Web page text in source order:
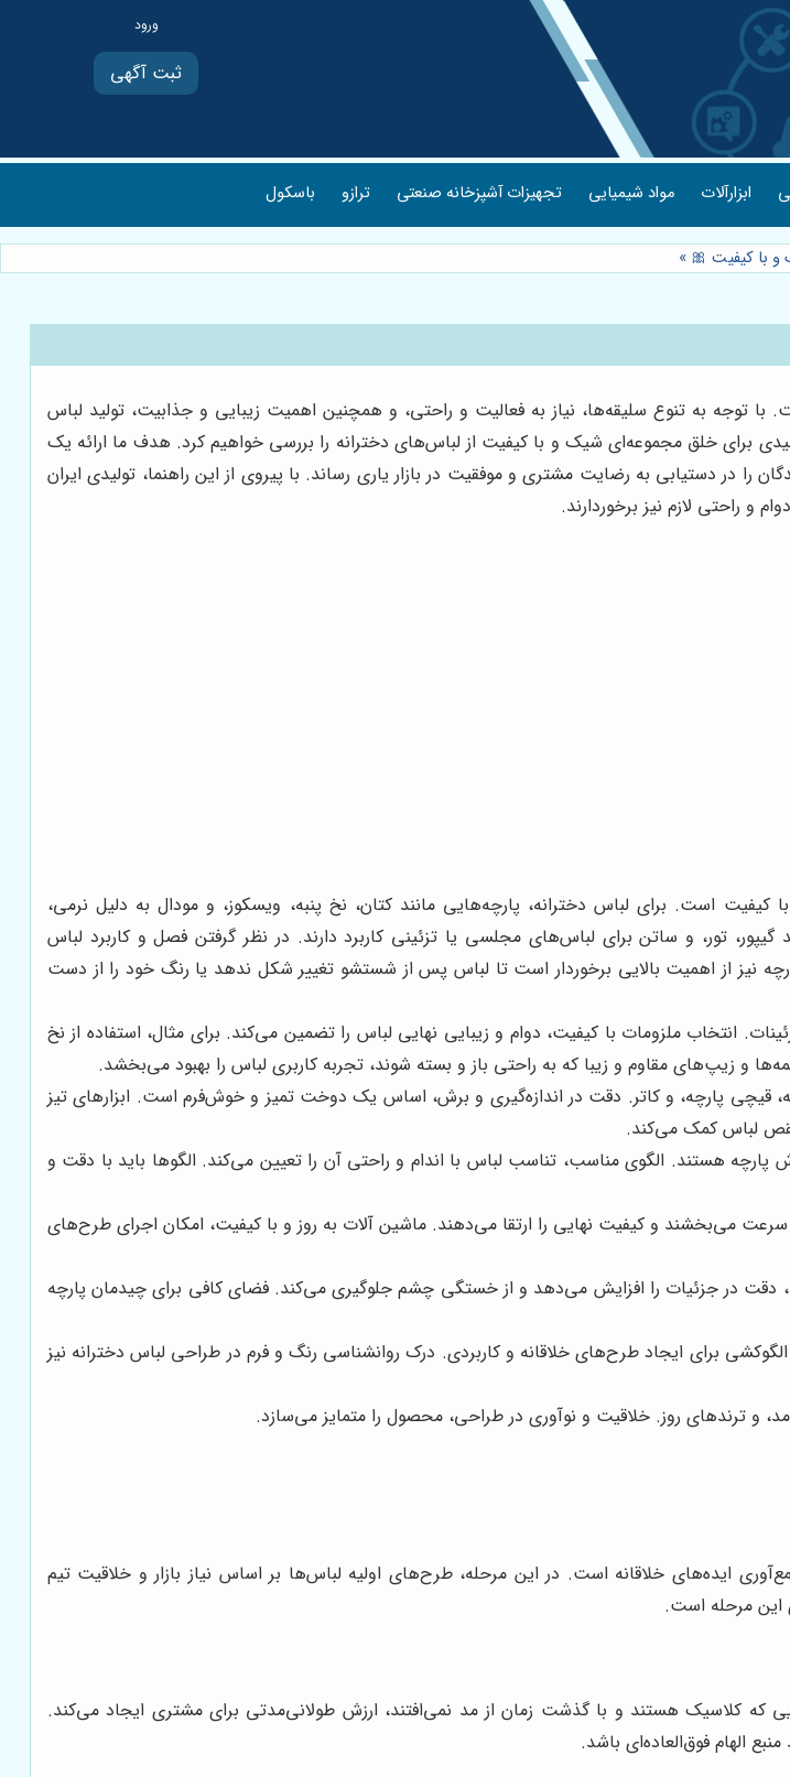
ثبت آگهی
ابزارآلات مواد شیمیایی تجهیزات آشپزخانه صنعتی ترازو باسکول
و با کیفیت 🎀 »
توجه به تنوع سلیقه‌ها، نیاز به فعالیت و راحتی، و همچنین اهمیت زیبایی و جذابیت، تولید لباس
برای خلق مجموعه‌ای شیک و با کیفیت از لباس‌های دخترانه را بررسی خواهیم کرد. هدف ما ارائه یک
در دستیابی به رضایت مشتری و موفقیت در بازار یاری رساند. با پیروی از این راهنما، تولیدی ایران
و راحتی لازم نیز برخوردارند.
کیفیت است. برای لباس دخترانه، پارچه‌هایی مانند کتان، نخ پنبه، ویسکوز، و مودال به دلیل نرمی،
تور، و ساتن برای لباس‌های مجلسی یا تزئینی کاربرد دارند. در نظر گرفتن فصل و کاربرد لباس
نیز از اهمیت بالایی برخوردار است تا لباس پس از شستشو تغییر شکل ندهد یا رنگ خود را از دست
انتخاب ملزومات با کیفیت، دوام و زیبایی نهایی لباس را تضمین می‌کند. برای مثال، استفاده از نخ
و زیپ‌های مقاوم و زیبا که به راحتی باز و بسته شوند، تجربه کاربری لباس را بهبود می‌بخشد.
قیچی پارچه، و کاتر. دقت در اندازه‌گیری و برش، اساس یک دوخت تمیز و خوش‌فرم است. ابزارهای تیز
لباس کمک می‌کند.
هستند. الگوی مناسب، تناسب لباس با اندام و راحتی آن را تعیین می‌کند. الگوها باید با دقت و
می‌بخشند و کیفیت نهایی را ارتقا می‌دهند. ماشین آلات به روز و با کیفیت، امکان اجرای طرح‌های
دقت در جزئیات را افزایش می‌دهد و از خستگی چشم جلوگیری می‌کند. فضای کافی برای چیدمان پارچه
برای ایجاد طرح‌های خلاقانه و کاربردی. درک روانشناسی رنگ و فرم در طراحی لباس دخترانه نیز
و ترندهای روز. خلاقیت و نوآوری در طراحی، محصول را متمایز می‌سازد.
ایده‌های خلاقانه است. در این مرحله، طرح‌های اولیه لباس‌ها بر اساس نیاز بازار و خلاقیت تیم
این مرحله است.
که کلاسیک هستند و با گذشت زمان از مد نمی‌افتند، ارزش طولانی‌مدتی برای مشتری ایجاد می‌کند.
الهام فوق‌العاده‌ای باشد.